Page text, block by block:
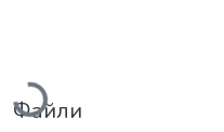
Вантажиться...
Файли